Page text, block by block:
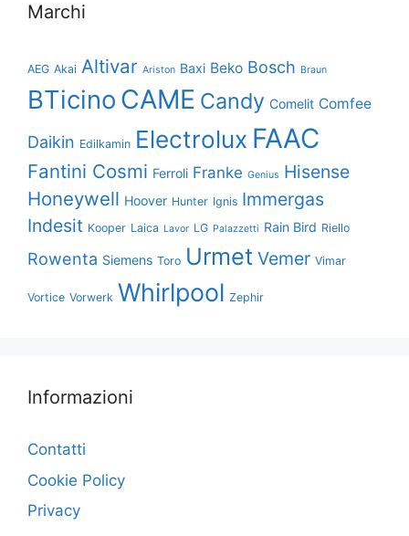
Marchi
AEG Akai Altivar Ariston Baxi Beko Bosch Braun
BTicino CAME Candy Comelit Comfee
Daikin Edilkamin Electrolux FAAC
Fantini Cosmi Ferroli Franke Genius Hisense
Honeywell Hoover Hunter Ignis Immergas
Indesit Kooper Laica Lavor LG Palazzetti Rain Bird Riello
Rowenta Siemens Toro Urmet Vemer Vimar
Vortice Vorwerk Whirlpool Zephir
Informazioni
Contatti
Cookie Policy
Privacy